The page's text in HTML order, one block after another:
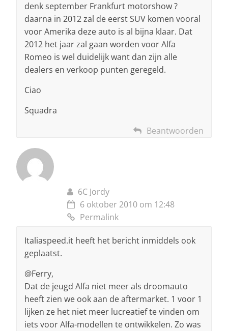
denk september Frankfurt motorshow ?
daarna in 2012 zal de eerst SUV komen vooral
voor Amerika deze auto is al bijna klaar. Dat
2012 het jaar zal gaan worden voor Alfa
Romeo is wel duidelijk want dan zijn alle
dealers en verkoop punten geregeld.
Ciao
Squadra
Beantwoorden
6C Jordy
6 oktober 2010 om 12:48
Permalink
Italiaspeed.it heeft het bericht inmiddels ook
geplaatst.
@Ferry,
Dat de jeugd Alfa niet meer als droomauto
heeft zien we ook aan de aftermarket. 1 voor 1
lijken ze het niet meer lucreatief te vinden om
iets voor Alfa-modellen te ontwikkelen. Zo was